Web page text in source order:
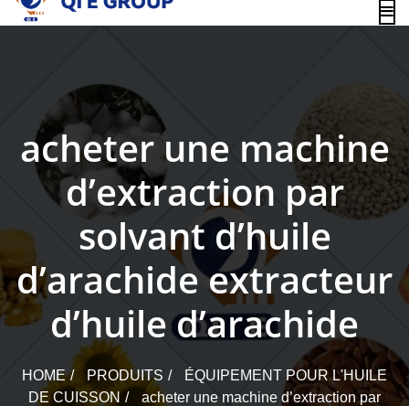
content
acheter une machine
d’extraction par
solvant d’huile
d’arachide extracteur
d’huile d’arachide
HOME PRODUITS
ÉQUIPEMENT POUR L'HUILE
DE CUISSON
acheter une machine d’extraction par